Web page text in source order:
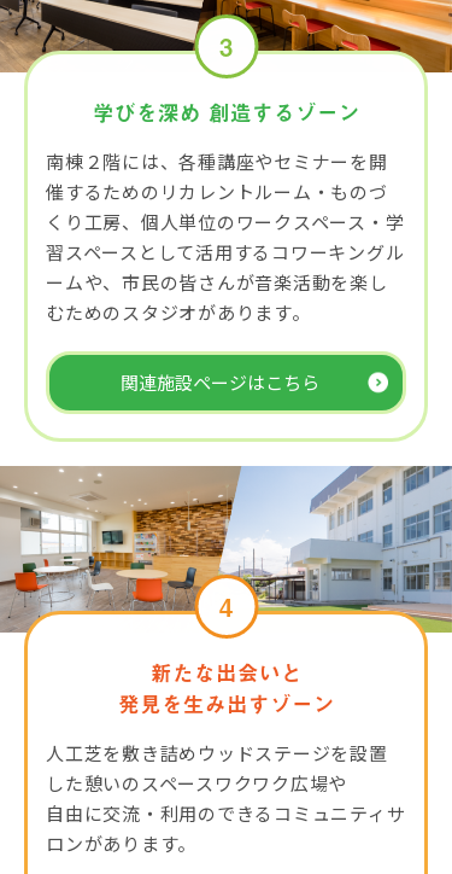
3
学びを深め 創造するゾーン
南棟２階には、各種講座やセミナーを開
催するためのリカレントルーム・ものづ
くり工房、個人単位のワークスペース・学
習スペースとして活用するコワーキングル
ームや、市民の皆さんが音楽活動を楽し
むためのスタジオがあります。
関連施設ページはこちら
4
新たな出会いと
発見を生み出すゾーン
人工芝を敷き詰めウッドステージを設置
した憩いのスペースワクワク広場や
自由に交流・利用のできるコミュニティサ
ロンがあります。